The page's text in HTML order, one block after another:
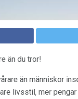
än du tror!
än människor
livsstil, mer